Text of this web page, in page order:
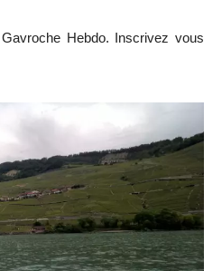
Hebdo. Inscrivez vous